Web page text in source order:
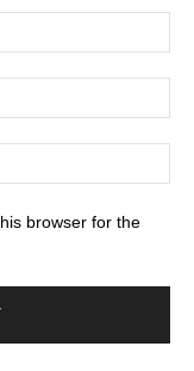
browser for the